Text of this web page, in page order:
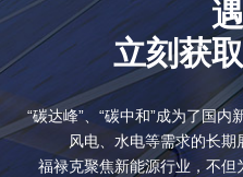
立刻获
“碳达峰”、“碳中和”成为了国
风电、水电等需求的长
福禄克聚焦新能源行业，不